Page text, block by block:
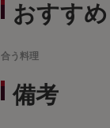
おすすめ
合う料理
備考